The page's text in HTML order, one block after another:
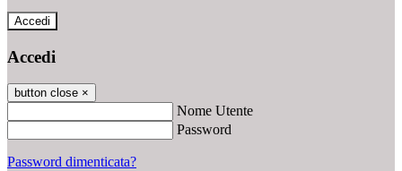
Accedi
Accedi
button close ×
Nome Utente
Password
Password dimenticata?